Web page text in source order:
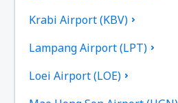
Krabi Airport (KBV)
Lampang Airport (LPT)
Loei Airport (LOE)